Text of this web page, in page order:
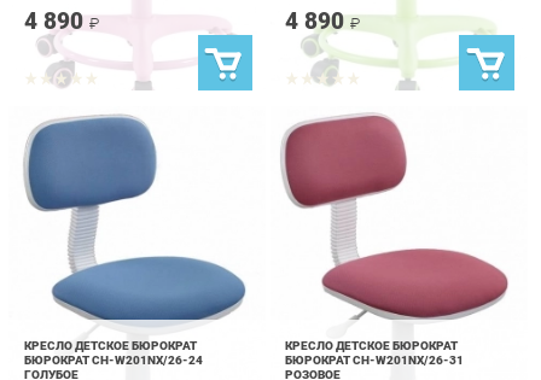
КРЕСЛО ДЕТСКОЕ БЮРОКРАТ
БЮРОКРАТ CH-W201NX/26-24
ГОЛУБОЕ
5 790₽
КРЕСЛО ДЕТСКОЕ БЮРОКРАТ
БЮРОКРАТ CH-W201NX/26-31
4 590 ₽